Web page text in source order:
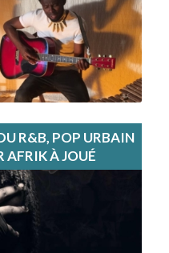
R&B, POP URBAIN
AFRIK À JOUÉ